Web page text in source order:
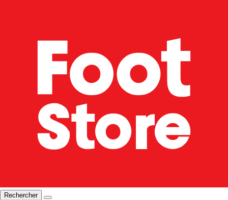
Rechercher